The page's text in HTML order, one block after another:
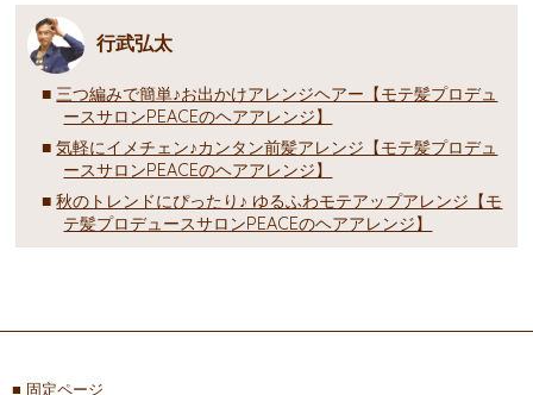
行武弘太
三つ編みで簡単♪お出かけアレンジヘアー【モテ髪プロデュ
ースサロンPEACEのヘアアレンジ】
気軽にイメチェン♪カンタン前髪アレンジ【モテ髪プロデュ
ースサロンPEACEのヘアアレンジ】
秋のトレンドにぴったり♪ ゆるふわモテアップアレンジ【モ
テ髪プロデュースサロンPEACEのヘアアレンジ】
固定ページ